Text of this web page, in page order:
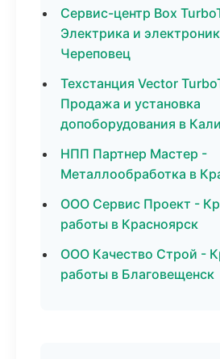
Сервис-центр Box
Электрика и
Череповец
Техстанция Vector
Продажа и установка
допоборудования в
НПП Партнер Мастер -
Металлообработка в
ООО Сервис Проект -
работы в Красноярск
ООО Качество Строй -
работы в Благовещенск